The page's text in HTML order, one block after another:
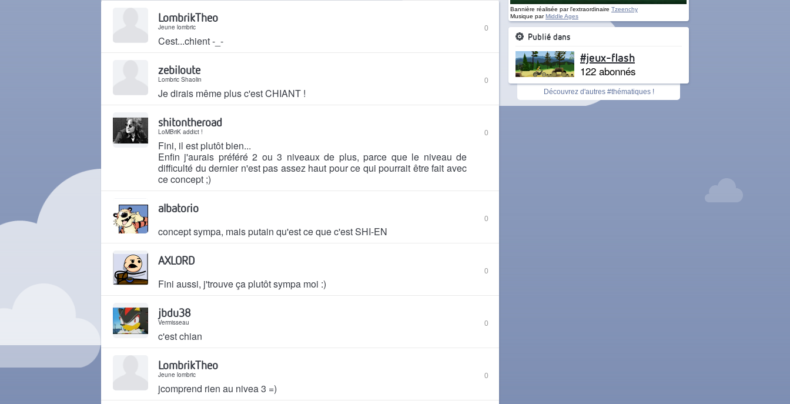
0
LombrikTheo
Jeune lombric
Cest...chient -_-
Il y a 20 ans
0
zebiloute
Lombric Shaolin
Je dirais même plus c'est CHIANT !
0
shitontheroad
LoMBriK addict !
Fini, il est plutôt bien...
Enfin j'aurais préféré 2 ou 3 niveaux de plus, parce que le niveau de
difficulté du dernier n'est pas assez haut pour ce qui pourrait être fait avec
ce concept ;)
0
albatorio
concept sympa, mais putain qu'est ce que c'est SHI-EN
0
AXLORD
Fini aussi, j'trouve ça plutôt sympa moi :)
0
jbdu38
Vermisseau
c'est chian
Il y a 20 ans
0
LombrikTheo
Jeune lombric
jcomprend rien au nivea 3 =)
Bannière réalisée par l'extraordinaire Tzeenchy
Musique parMiddle Ages
Publié dans
#jeux-flash
122 abonnés
Découvrez d'autres #thématiques !